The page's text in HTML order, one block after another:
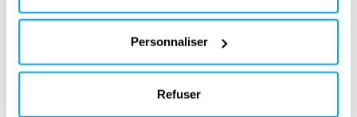
matière de cookies dans la section « À propos » et au
Personnaliser
Refuser